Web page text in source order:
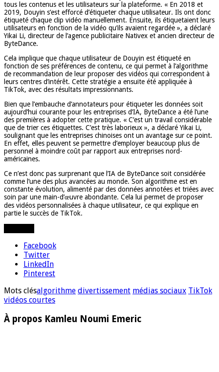
tous les contenus et les utilisateurs sur la plateforme. « En 2018 et
2019, Douyin s’est efforcé d’étiqueter chaque utilisateur. Ils ont donc
étiqueté chaque clip vidéo manuellement. Ensuite, ils étiquetaient leurs
utilisateurs en fonction de la vidéo qu’ils avaient regardée », a déclaré
Yikai Li, directeur de l’agence publicitaire Nativex et ancien directeur de
ByteDance.
Cela implique que chaque utilisateur de Douyin est étiqueté en
fonction de ses préférences de contenu, ce qui permet à l’algorithme
de recommandation de leur proposer des vidéos qui correspondent à
leurs centres d’intérêt. Cette stratégie a ensuite été appliquée à
TikTok, avec des résultats impressionnants.
Bien que l’embauche d’annotateurs pour étiqueter les données soit
aujourd’hui courante pour les entreprises d’IA, ByteDance a été l’une
des premières à adopter cette pratique. « C’est un travail considérable
que de trier ces étiquettes. C’est très laborieux », a déclaré Yikai Li,
soulignant que les entreprises chinoises ont un avantage sur ce point.
En effet, elles peuvent se permettre d’employer beaucoup plus de
personnel à moindre coût par rapport aux entreprises nord-
américaines.
Ce n’est donc pas surprenant que l’IA de ByteDance soit considérée
comme l’une des plus avancées au monde. Son algorithme est en
constante évolution, alimenté par des données annotées et triées avec
soin par une main-d’œuvre abondante. Cela lui permet de proposer
des vidéos personnalisées à chaque utilisateur, ce qui explique en
partie le succès de TikTok.
Facebook
Twitter
LinkedIn
Pinterest
Mots clésalgorithme divertissement médias sociaux TikTok
vidéos courtes
À propos Kamleu Noumi Emeric